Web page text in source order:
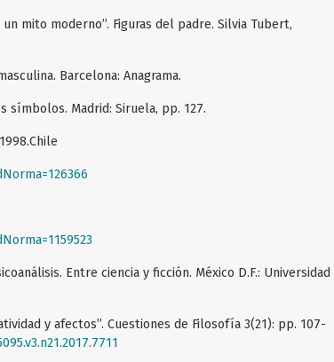
mito moderno”. Figuras del padre. Silvia Tubert,
Barcelona: Anagrama.
símbolos. Madrid: Siruela, pp. 127.
Entre ciencia y ficción. México D.F.: Universidad
y afectos”. Cuestiones de Filosofía 3(21): pp. 107-